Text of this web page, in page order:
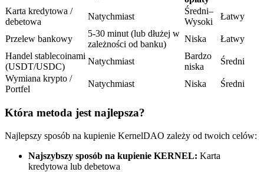
Kopiowanie Transakcji
Dołącz do najlepszych traderów
Karta kredytowa /
debetowa
Natychmiast
Średni–
Wysoki
Łatwy
Przelew bankowy
5-30 minut (lub dłużej w
zależności od banku)
Niska
Łatwy
Handel stablecoinami
(USDT/USDC)
Natychmiast
Bardzo
niska
Średni
Wymiana krypto /
Portfel
Natychmiast Niska Średni
Która metoda jest najlepsza?
Najlepszy sposób na kupienie KernelDAO zależy od twoich celów:
Najszybszy sposób na kupienie KERNEL: Karta
kredytowa lub debetowa